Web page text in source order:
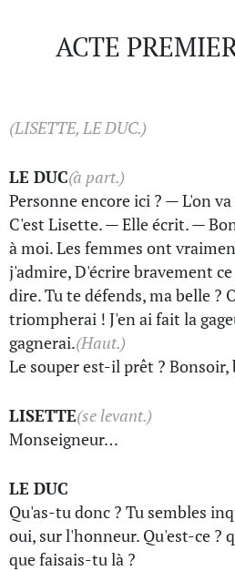
ACTE
(LISETTE, LE DUC.)
LE DUC(à part.)
Personne encore ici ? — L'on
C'est Lisette. — Elle écrit. —
à moi. Les femmes ont
j'admire, D'écrire bravement
dire. Tu te défends, ma belle ?
triompherai ! J'en ai fait la
gagnerai.(Haut.)
Le souper est-il prêt ? Bonsoir,
LISETTE(se levant.)
Monseigneur…
LE DUC
Qu'as-tu donc ? Tu sembles
oui, sur l'honneur. Qu'est-ce ?
que faisais-tu là ?